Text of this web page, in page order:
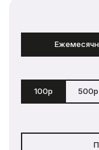
100р 500р